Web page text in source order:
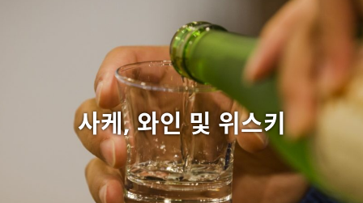
사케, 와인 및 위스키